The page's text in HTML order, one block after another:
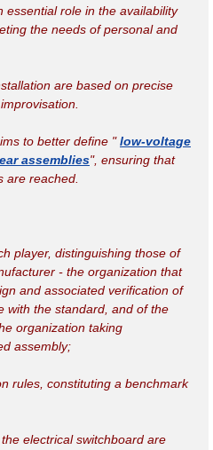
essential role in the availability
the needs of personal and
are based on precise
to better define " low-voltage
assemblies", ensuring that
are reached.
player, distinguishing those of
- the organization that
and associated verification of
with the standard, and of the
organization taking
assembly;
rules, constituting a benchmark
electrical switchboard are